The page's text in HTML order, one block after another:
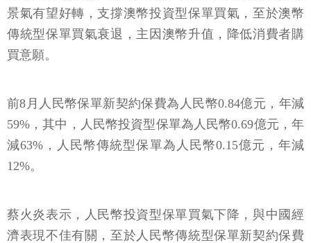
景氣有望好轉，支撐澳幣投資型保單買氣，至於澳幣
傳統型保單買氣衰退，主因澳幣升值，降低消費者購
買意願。
前8月人民幣保單新契約保費為人民幣0.84億元，年減
59%，其中，人民幣投資型保單為人民幣0.69億元，年
減63%，人民幣傳統型保單為人民幣0.15億元，年減
12%。
蔡火炎表示，人民幣投資型保單買氣下降，與中國經
濟表現不佳有關，至於人民幣傳統型保單新契約保費